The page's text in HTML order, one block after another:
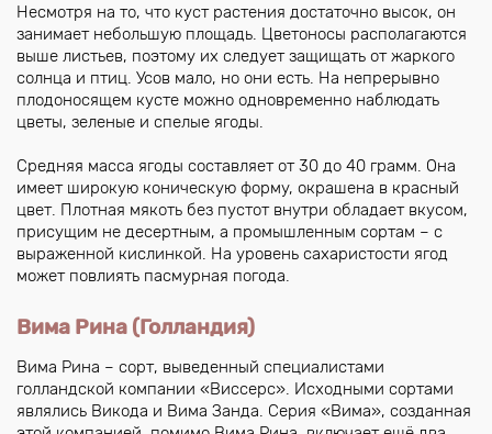
Несмотря на то, что куст растения достаточно высок, он
занимает небольшую площадь. Цветоносы располагаются
выше листьев, поэтому их следует защищать от жаркого
солнца и птиц. Усов мало, но они есть. На непрерывно
плодоносящем кусте можно одновременно наблюдать
цветы, зеленые и спелые ягоды.
Средняя масса ягоды составляет от 30 до 40 грамм. Она
имеет широкую коническую форму, окрашена в красный
цвет. Плотная мякоть без пустот внутри обладает вкусом,
присущим не десертным, а промышленным сортам – с
выраженной кислинкой. На уровень сахаристости ягод
может повлиять пасмурная погода.
Вима Рина (Голландия)
Вима Рина – сорт, выведенный специалистами
голландской компании «Виссерс». Исходными сортами
являлись Викода и Вима Занда. Серия «Вима», созданная